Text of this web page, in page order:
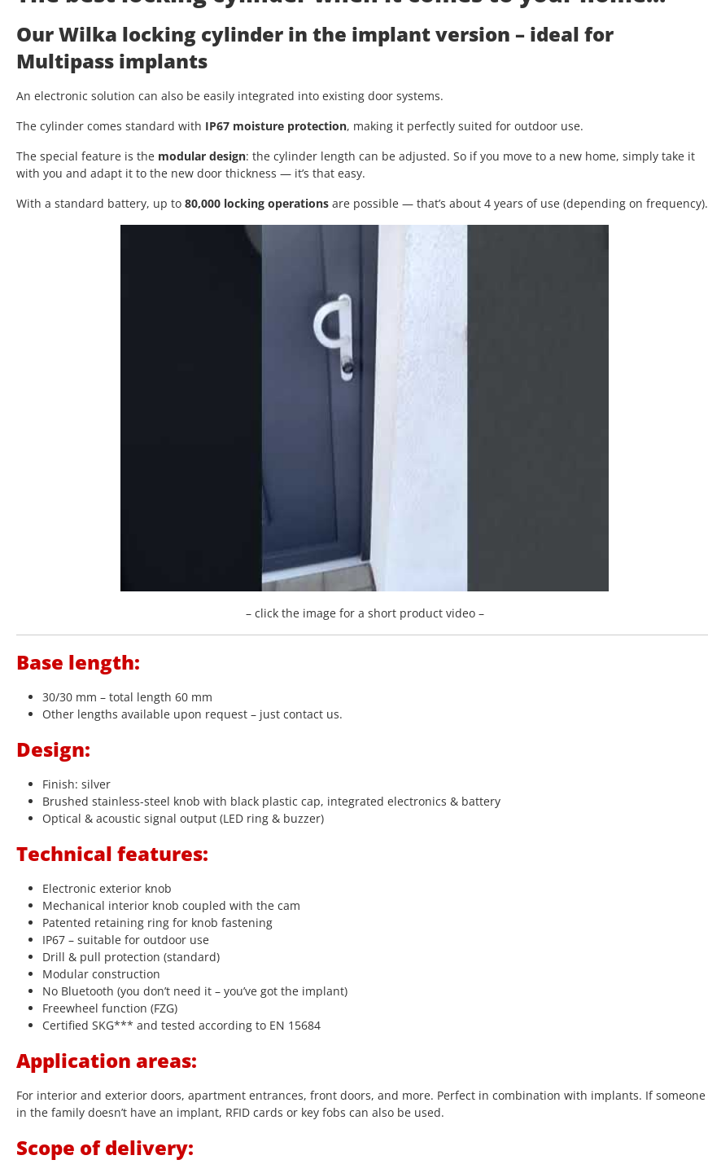
Our Wilka locking cylinder in the implant version – ideal for
Multipass implants
An electronic solution can also be easily integrated into existing door systems.
The cylinder comes standard with IP67 moisture protection, making it perfectly suited for outdoor use.
The special feature is the modular design: the cylinder length can be adjusted. So if you move to a new home, simply take it
with you and adapt it to the new door thickness — it’s that easy.
With a standard battery, up to 80,000 locking operations are possible — that’s about 4 years of use (depending on frequency).
– click the image for a short product video –
Base length:
30/30 mm – total length 60 mm
Other lengths available upon request – just contact us.
Design:
Finish: silver
Brushed stainless-steel knob with black plastic cap, integrated electronics & battery
Optical & acoustic signal output (LED ring & buzzer)
Technical features:
Electronic exterior knob
Mechanical interior knob coupled with the cam
Patented retaining ring for knob fastening
IP67 – suitable for outdoor use
Drill & pull protection (standard)
Modular construction
No Bluetooth (you don’t need it – you’ve got the implant)
Freewheel function (FZG)
Certified SKG*** and tested according to EN 15684
Application areas:
For interior and exterior doors, apartment entrances, front doors, and more. Perfect in combination with implants. If someone
in the family doesn’t have an implant, RFID cards or key fobs can also be used.
Scope of delivery: